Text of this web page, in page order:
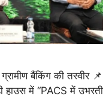
बैंकिंग की तस्वीर
हाउस में “PACS में उभरती